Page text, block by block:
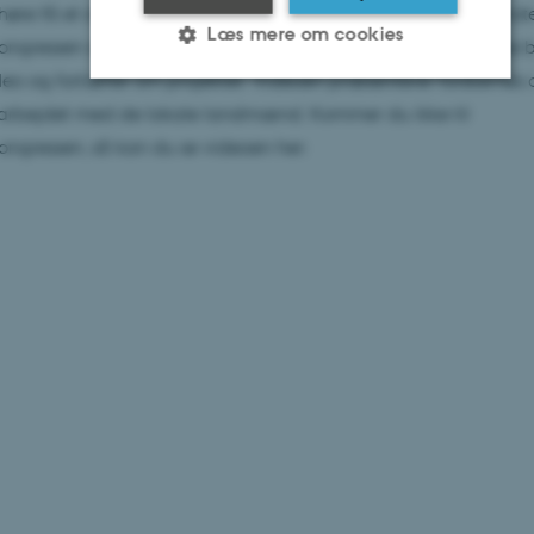
få et dybere indblik i projektet og dets foreløbige
d. 8. og 9. januar på standen, hvor Skive Kommune
og fortæller om projektet. Videoen præsenterer forskernes
med de lokale landmænd. Kommer du ikke til
så kan du se videoen her:
Læs mere om cookies